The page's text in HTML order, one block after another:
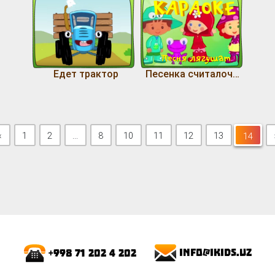
Едет трактор Песенка считалочка
Previous
1 2 ... 8 10 11 12 13 1414
+998 71 202 4 202 info@ikids.uz